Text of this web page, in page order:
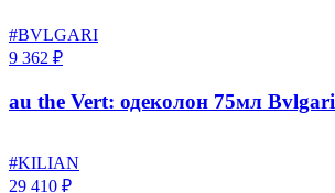
#BVLGARI
9 362 ₽
au the Vert: одеколон 75мл Bvlgari
#KILIAN
29 410 ₽